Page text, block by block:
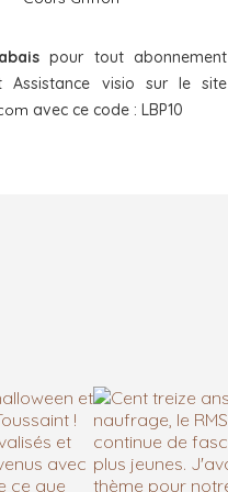
pour tout abonnement
Assistance visio sur le site
avec ce code : LBP10